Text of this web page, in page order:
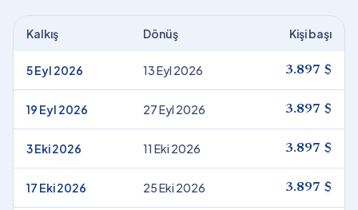
Kalkış Dönüş Kişi başı
5 Eyl 2026 13 Eyl 2026 3.897 $
19 Eyl 2026 27 Eyl 2026 3.897 $
3 Eki 2026 11 Eki 2026 3.897 $
17 Eki 2026 25 Eki 2026 3.897 $